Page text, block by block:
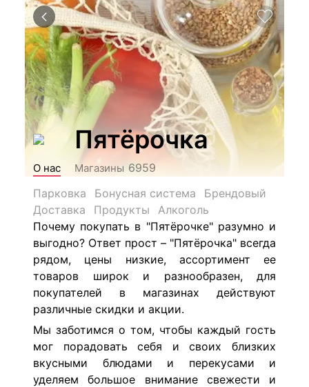
Пятёрочка
О нас Магазины 6959
Парковка
Бонусная система
Брендовый
Доставка
Продукты
Алкоголь
Почему покупать в "Пятёрочке" разумно и
выгодно? Ответ прост – "Пятёрочка" всегда
рядом, цены низкие, ассортимент ее
товаров широк и разнообразен, для
покупателей в магазинах действуют
различные скидки и акции.
Мы заботимся о том, чтобы каждый гость
мог порадовать себя и своих близких
вкусными блюдами и перекусами и
уделяем большое внимание свежести и